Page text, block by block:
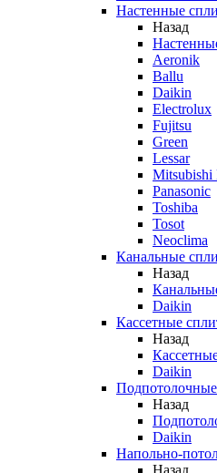
Настенные
Назад
Aeronik
Ballu
Daikin
Electrolux
Fujitsu
Green
Lessar
Mitsubishi
Panasonic
Toshiba
Tosot
Neoclima
Канальные
Назад
Daikin
Кассетные
Назад
Daikin
Назад
Daikin
Напольно-
Назад